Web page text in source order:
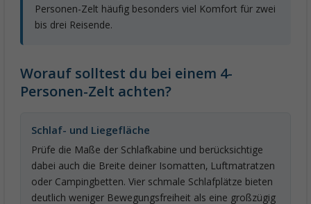
Personen-Zelt häufig besonders viel Komfort für zwei
bis drei Reisende.
Worauf solltest du bei einem 4-
Personen-Zelt achten?
Schlaf- und Liegefläche
Prüfe die Maße der Schlafkabine und berücksichtige
dabei auch die Breite deiner Isomatten, Luftmatratzen
oder Campingbetten. Vier schmale Schlafplätze bieten
deutlich weniger Bewegungsfreiheit als eine großzügig